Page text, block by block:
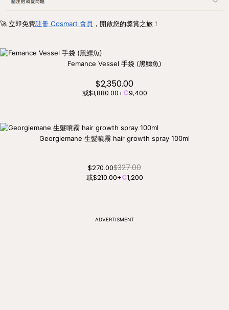
🚀 立即免費註冊 Cosmart 會員 ，開啟您的獎賞之旅！
Femance Vessel 手袋 (黑鱷魚)
$2,350.00
或$1,880.00+C9,400
Georgiemane 生髮噴霧 hair growth spray 100ml
$270.00$327.00
或$210.00+C1,200
ADVERTISMENT